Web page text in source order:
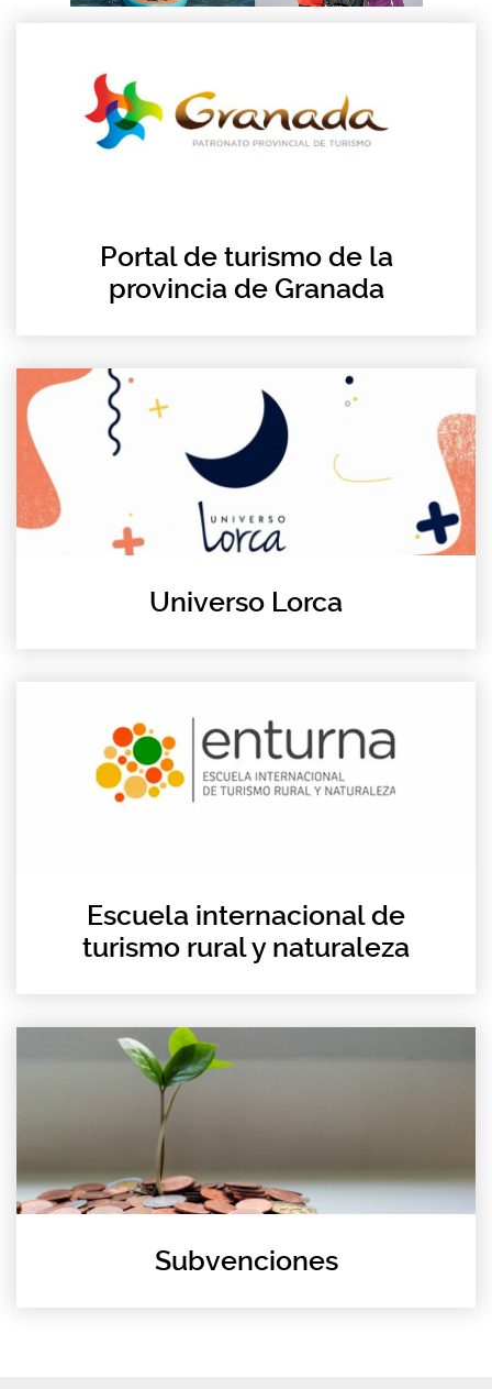
Portal de turismo de la
provincia de Granada
Universo Lorca
Escuela internacional de
turismo rural y naturaleza
Subvenciones